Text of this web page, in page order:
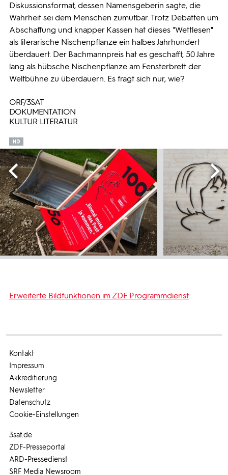
Diskussionsformat, dessen Namensgeberin sagte, die
Wahrheit sei dem Menschen zumutbar. Trotz Debatten um
Abschaffung und knapper Kassen hat dieses "Wettlesen"
als literarische Nischenpflanze ein halbes Jahrhundert
überdauert. Der Bachmannpreis hat es geschafft, 50 Jahre
lang als hübsche Nischenpflanze am Fensterbrett der
Weltbühne zu überdauern. Es fragt sich nur, wie?
ORF/3SAT
DOKUMENTATION
KULTUR: LITERATUR
Erweiterte Bildfunktionen im ZDF Programmdienst
3sat.de
ZDF-Presseportal
ARD-Pressedienst
SRF Media Newsroom
Kontakt
Impressum
Akkreditierung
Newsletter
Datenschutz
Cookie-Einstellungen